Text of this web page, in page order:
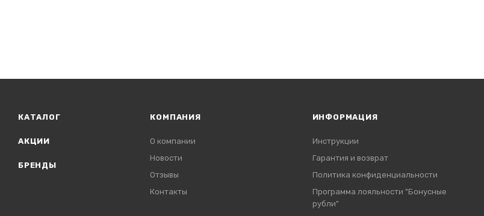
КАТАЛОГ
АКЦИИ
БРЕНДЫ
КОМПАНИЯ
О компании
Новости
Отзывы
Контакты
ИНФОРМАЦИЯ
Инструкции
Гарантия и возврат
Политика конфиденциальности
Программа лояльности "Бонусные
рубли"